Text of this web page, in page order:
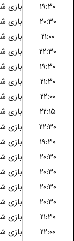
۱۹:۳۰
۲۰:۳۰
۲۱:۰۰
۲۲:۳۰
۱۹:۳۰
۲۱:۳۰
۲۲:۰۰
۲۲:۱۵
۲۲:۳۰
۱۹:۳۰
۲۰:۳۰
۲۰:۳۰
۲۰:۳۰
۲۰:۳۰
۲۱:۳۰
۲۲:۰۰